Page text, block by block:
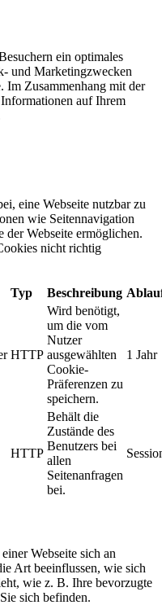
ein optimales
und Marketingzwecken
Im Zusammenhang mit der
auf Ihrem
eine Webseite nutzbar zu
wie Seitennavigation
Webseite ermöglichen.
nicht richtig
Typ Beschreibung
HTTP
Wird benötigt,
um die vom
Nutzer
ausgewählten
Cookie-
Präferenzen zu
speichern.
1 Jahr
HTTP
Behält die
Zustände des
Benutzers bei
allen
Seitenanfragen
bei.
Webseite sich an
Art beeinflussen, wie sich
wie z. B. Ihre bevorzugte
sich befinden.